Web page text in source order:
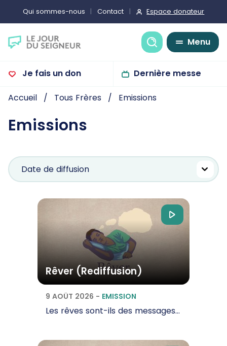
Qui sommes-nous Contact Espace donateur
Recherche
Menu
Je fais un don Dernière messe
Accueil Tous Frères Emissions
Emissions
Rêver (Rediffusion)
9 AOÛT 2026 - EMISSION
Les rêves sont-ils des messages ? Et si oui, de qui viennent-ils ? Comment distinguer un simple…